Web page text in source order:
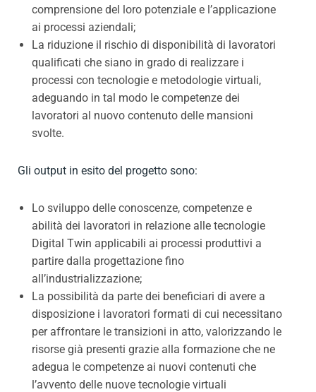
comprensione del loro potenziale e l’applicazione
ai processi aziendali;
La riduzione il rischio di disponibilità di lavoratori
qualificati che siano in grado di realizzare i
processi con tecnologie e metodologie virtuali,
adeguando in tal modo le competenze dei
lavoratori al nuovo contenuto delle mansioni
svolte.
Gli output in esito del progetto sono:
Lo sviluppo delle conoscenze, competenze e
abilità dei lavoratori in relazione alle tecnologie
Digital Twin applicabili ai processi produttivi a
partire dalla progettazione fino
all’industrializzazione;
La possibilità da parte dei beneficiari di avere a
disposizione i lavoratori formati di cui necessitano
per affrontare le transizioni in atto, valorizzando le
risorse già presenti grazie alla formazione che ne
adegua le competenze ai nuovi contenuti che
l’avvento delle nuove tecnologie virtuali